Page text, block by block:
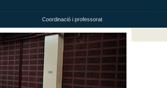
Coordinació i professorat